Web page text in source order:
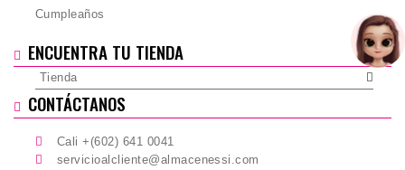
Cumpleaños
ENCUENTRA TU TIENDA
Tienda
CONTÁCTANOS
Cali +(602) 641 0041
servicioalcliente@almacenessi.com